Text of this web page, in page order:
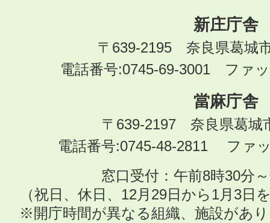
新庄庁舎
〒639-2195 奈良県葛城
電話番号:0745-69-3001 ファ
當麻庁舎
〒639-2197 奈良県葛城
電話番号:0745-48-2811 ファ
窓口受付：午前8時30分
（祝日、休日、12月29日から1月3日
※開庁時間が異なる組織、施設があ